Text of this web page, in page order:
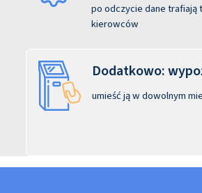
po odczycie dane trafiają
kierowców
Dodatkowo:
umieść ją w dowolnym